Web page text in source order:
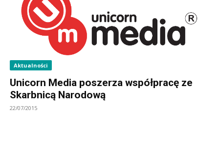
Aktualności
Unicorn Media poszerza współpracę ze
Skarbnicą Narodową
22/07/2015